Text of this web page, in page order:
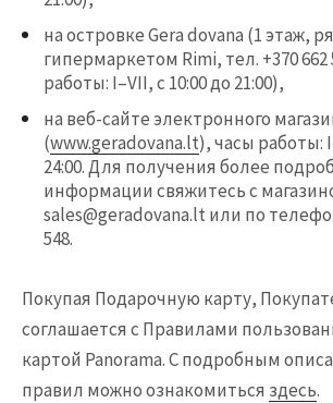
на островке Gera dovana (1 этаж,
гипермаркетом Rimi, тел. +370 662
работы: I–VII, с 10:00 до 21:00),
на веб-сайте электронного
(www.geradovana.lt), часы работы:
24:00. Для получения более
информации свяжитесь с
sales@geradovana.lt или по
548.
Покупая Подарочную карту,
соглашается с Правилами
картой Panorama. С подробным
правил можно ознакомиться здесь.